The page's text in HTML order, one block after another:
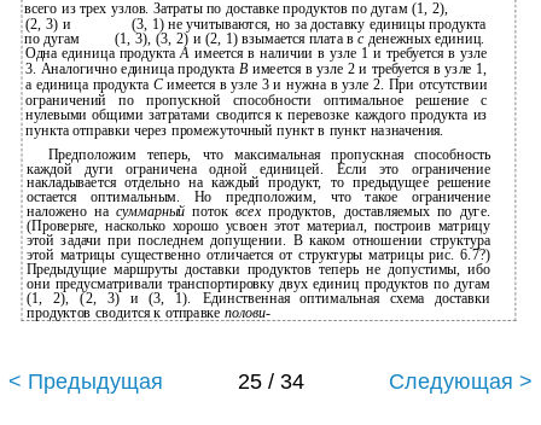
всего из трех узлов. Затраты по доставке продуктов по дугам (1, 2),
(2, 3) и
(3, 1) не учитываются, но за доставку единицы продукта
по дугам
(1, 3), (3, 2) и (2, 1) взымается плата вс денежных единиц.
Одна единица продуктаАимеется в наличии в узле 1 и требуется в узле
3. Аналогично единица продукта В имеется в узле 2 и требуется в узле 1,
а единица продукта Симеется в узле 3 и нужна в узле 2. При отсутствии
ограничений по пропускной способности оптимальное решение с
нулевыми общими затратами сводится к перевозке каждого продукта из
пункта отправки через промежуточный пункт в пункт назначения.
Предположим теперь, что максимальная пропускная способность
каждой дуги ограничена одной единицей. Если это ограничение
накладывается отдельно на каждый продукт, то предыдущее решение
остается оптимальным. Но предположим, что такое ограничение
наложено насуммарныйпотоквсех продуктов, доставляемых по дуге.
(Проверьте, насколько хорошо усвоен этот материал, построив матрицу
этой задачи при последнем допущении. В каком отношении структура
этой матрицы существенно отличается от структуры матрицы рис. 6.7?)
Предыдущие маршруты доставки продуктов теперь не допустимы, ибо
они предусматривали транспортировку двух единиц продуктов по дугам
(1, 2), (2, 3) и (3, 1). Единственная оптимальная схема доставки
продуктов сводится к отправке полови-
< Предыдущая 25 / 34 Следующая >